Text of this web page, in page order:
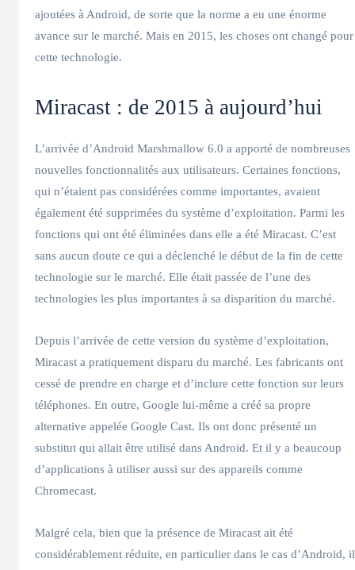
ajoutées à Android, de sorte que la norme a eu une énorme
avance sur le marché. Mais en 2015, les choses ont changé pour
cette technologie.
Miracast : de 2015 à aujourd’hui
L’arrivée d’Android Marshmallow 6.0 a apporté de nombreuses
nouvelles fonctionnalités aux utilisateurs. Certaines fonctions,
qui n’étaient pas considérées comme importantes, avaient
également été supprimées du système d’exploitation. Parmi les
fonctions qui ont été éliminées dans elle a été Miracast. C’est
sans aucun doute ce qui a déclenché le début de la fin de cette
technologie sur le marché. Elle était passée de l’une des
technologies les plus importantes à sa disparition du marché.
Depuis l’arrivée de cette version du système d’exploitation,
Miracast a pratiquement disparu du marché. Les fabricants ont
cessé de prendre en charge et d’inclure cette fonction sur leurs
téléphones. En outre, Google lui-même a créé sa propre
alternative appelée Google Cast. Ils ont donc présenté un
substitut qui allait être utilisé dans Android. Et il y a beaucoup
d’applications à utiliser aussi sur des appareils comme
Chromecast.
Malgré cela, bien que la présence de Miracast ait été
considérablement réduite, en particulier dans le cas d’Android, il